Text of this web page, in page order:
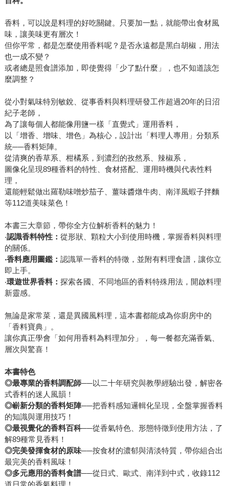
香料，可以說是料理的好吃關鍵。只要加一點，就能帶出食材風
味，讓美味更有層次！
但你平常，都是怎麼使用香料呢？是否永遠都是黑白胡椒，用法
也一成不變？
或者總是照食譜添加，即使覺得「少了點什麼」，也不知道該怎
麼調整？
從小對氣味特別敏銳、從事香料與料理研發工作超過20年的日沼
紀子老師，
為了讓每個人都能像用鹽一樣「直覺式」運用香料，
以「增香、增味、增色」為核心，設計出「料理人專用」分類系
統──香料矩陣。
從清爽的香草系、柑橘系，到濃烈的孜然系、辣椒系，
圖像化呈現89種香料的特性、食材搭配、運用時機與代表性料
理，
還能輕鬆做出羅勒味噌炒茄子、薑味醬燉牛肉、南洋風蝦子拌麵
等112道美味菜色！
本書三大章節，帶你全方位解析香料的魅力！
‧認識香料特性： 從形狀、顆粒大小到使用時機，掌握香料與料理
的關係。
‧香料應用圖鑑： 認識單一香料的特徵，並附有料理食譜，讓你立
即上手。
‧環遊世界香料： 探索各國、不同地區的香料特殊用法，開啟料理
新靈感。
無論是家常菜，還是異國風料理，這本書都能成為你廚房中的
「香料寶典」。
讓你真正學會「如何用香料為料理加分」，每一餐都充滿香氣、
層次與驚喜！
本書特色
◎最專業的香料調配師──以二十年研究與教學經驗出發，解密各
式香料的迷人風韻！
◎嶄新分類的香料矩陣──把香料感知邏輯化呈現，全盤掌握香料
的知識與運用技巧！
◎最視覺化的香料百科──從香氣特色、形態特徵到使用方法，了
解89種常見香料！
◎完美發揮食材的原味──按食材的濃郁與清淡特質，帶你組合出
最完美的香料風味！
◎多元應用的香料食譜──從日式、歐式、南洋到中式，收錄112
道日常的香氣料理！